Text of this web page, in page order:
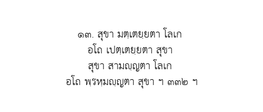
๑๓. สุขา มตฺเตยฺยตา โลเก
อโถ เปตฺเตยฺยตา สุขา
สุขา สามญฺญตา โลเก
อโถ พฺรหฺมญฺญตา สุขา ฯ ๓๓๒ ฯ